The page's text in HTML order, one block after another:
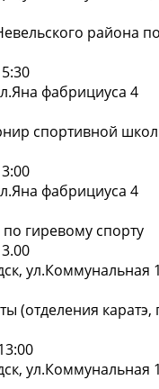
района
фабрициуса 4
спортивной
13:00
фабрициуса 4
по гиревому спорту
ул.Коммунальная
(отделения каратэ,
ул.Коммунальная